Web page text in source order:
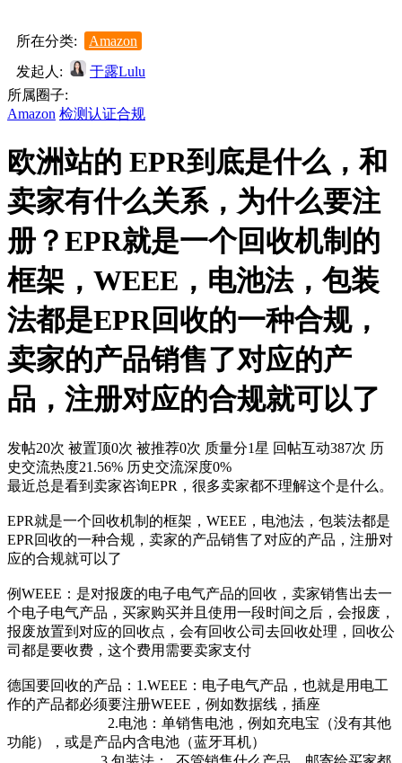
所在分类:
Amazon
发起人:
于露Lulu
所属圈子:
Amazon 检测认证合规
欧洲站的 EPR到底是什么，和
卖家有什么关系，为什么要注
册？EPR就是一个回收机制的
框架，WEEE，电池法，包装
法都是EPR回收的一种合规，
卖家的产品销售了对应的产
品，注册对应的合规就可以了
发帖20次 被置顶0次 被推荐0次 质量分1星 回帖互动387次 历
史交流热度21.56% 历史交流深度0%
最近总是看到卖家咨询EPR，很多卖家都不理解这个是什么。
EPR就是一个回收机制的框架，WEEE，电池法，包装法都是
EPR回收的一种合规，卖家的产品销售了对应的产品，注册对
应的合规就可以了
例WEEE：是对报废的电子电气产品的回收，卖家销售出去一
个电子电气产品，买家购买并且使用一段时间之后，会报废，
报废放置到对应的回收点，会有回收公司去回收处理，回收公
司都是要收费，这个费用需要卖家支付
德国要回收的产品：1.WEEE：电子电气产品，也就是用电工
作的产品都必须要注册WEEE，例如数据线，插座
2.电池：单销售电池，例如充电宝（没有其他
功能），或是产品内含电池（蓝牙耳机）